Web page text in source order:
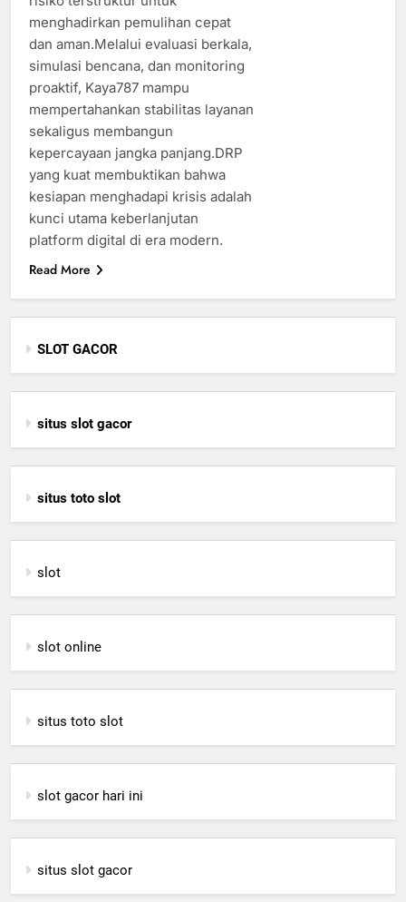
menghadirkan pemulihan cepat
dan aman.Melalui evaluasi berkala,
simulasi bencana, dan monitoring
proaktif, Kaya787 mampu
mempertahankan stabilitas layanan
sekaligus membangun
kepercayaan jangka panjang.DRP
yang kuat membuktikan bahwa
kesiapan menghadapi krisis adalah
kunci utama keberlanjutan
platform digital di era modern.
Read More
SLOT GACOR
situs slot gacor
situs toto slot
slot
slot online
situs toto slot
slot gacor hari ini
situs slot gacor